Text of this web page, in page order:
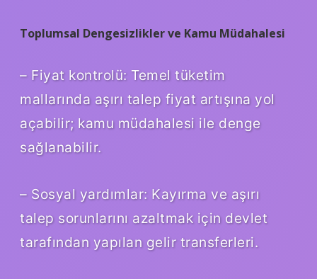
Toplumsal Dengesizlikler ve Kamu Müdahalesi
– Fiyat kontrolü: Temel tüketim
mallarında aşırı talep fiyat artışına yol
açabilir; kamu müdahalesi ile denge
sağlanabilir.
– Sosyal yardımlar: Kayırma ve aşırı
talep sorunlarını azaltmak için devlet
tarafından yapılan gelir transferleri.